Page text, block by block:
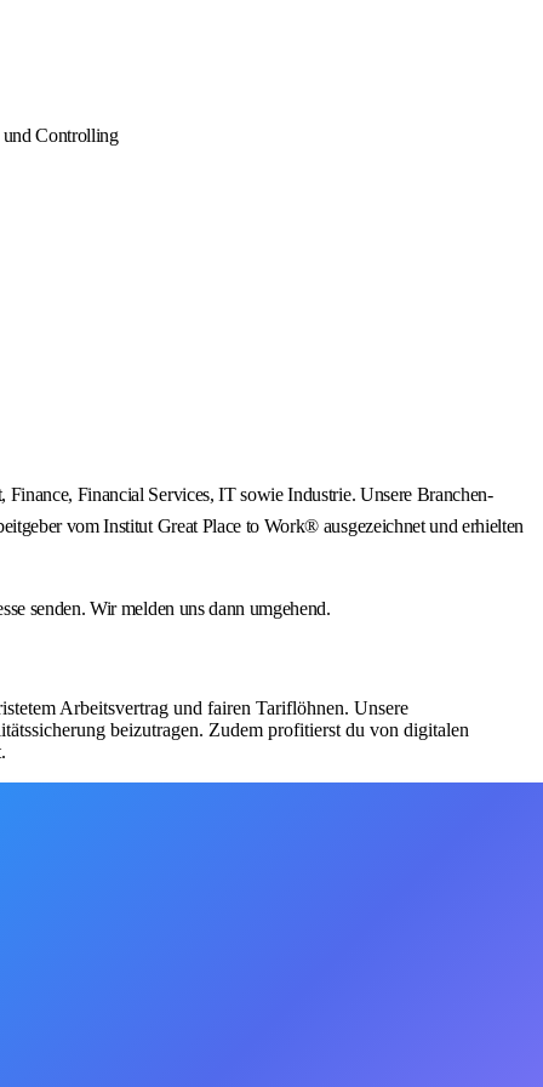
und Controlling
Financial Services, IT sowie Industrie. Unsere Branchen-
vom Institut Great Place to Work® ausgezeichnet und erhielten
senden. Wir melden uns dann umgehend.
Arbeitsvertrag und fairen Tariflöhnen. Unsere
beizutragen. Zudem profitierst du von digitalen